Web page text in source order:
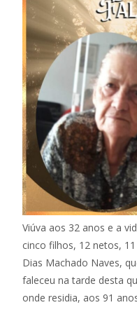
Viúva aos 32 anos e a
cinco filhos, 12 netos,
Dias Machado Naves,
faleceu na tarde desta
onde residia, aos 91